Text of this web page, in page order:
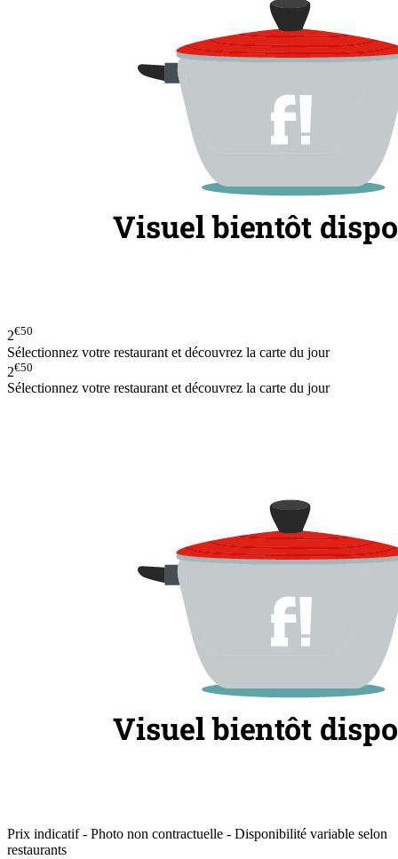
2€50
Sélectionnez votre restaurant et découvrez la carte du jour
2€50
Sélectionnez votre restaurant et découvrez la carte du jour
Prix indicatif - Photo non contractuelle - Disponibilité variable selon
restaurants